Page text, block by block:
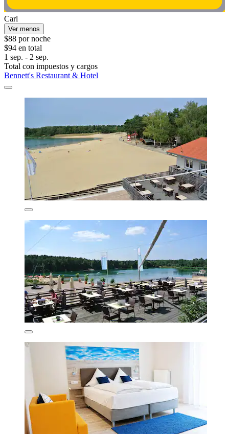
Carl
Ver menos
$88 por noche
$94 en total
1 sep. - 2 sep.
Total con impuestos y cargos
Bennett's Restaurant & Hotel